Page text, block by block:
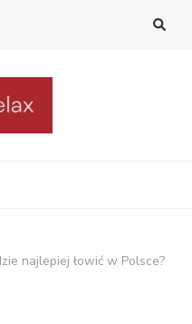
najlepiej łowić w Polsce?